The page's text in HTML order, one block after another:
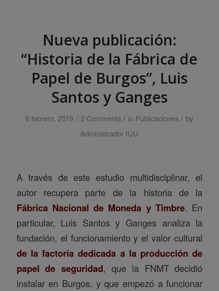
Nueva publicación:
“Historia de la Fábrica de
Papel de Burgos”, Luis
Santos y Ganges
6 febrero, 2019 / 2 Comments / in Publicaciones / by
Administrador IUU
A través de este estudio multidisciplinar, el
autor recupera parte de la historia de la
Fábrica Nacional de Moneda y Timbre. En
particular, Luis Santos y Ganges analiza la
fundación, el funcionamiento y el valor cultural
de la factoría dedicada a la producción de
papel de seguridad, que la FNMT decidió
instalar en Burgos, y que empezó a funcionar